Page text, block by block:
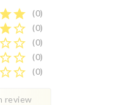
starstar
(0)
starstar_border
(0)
star_borderstar_border
(0)
star_borderstar_border
(0)
star_borderstar_border (0)
review